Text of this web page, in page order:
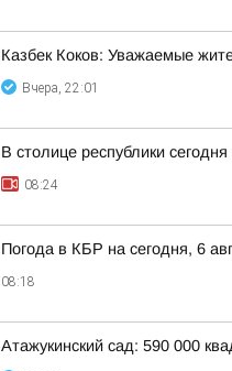
Казбек Коков: Уважаемые
Вчера, 22:01
В столице республики
08:24
Погода в КБР на сегодня, 6
08:18
Атажукинский сад: 590 000